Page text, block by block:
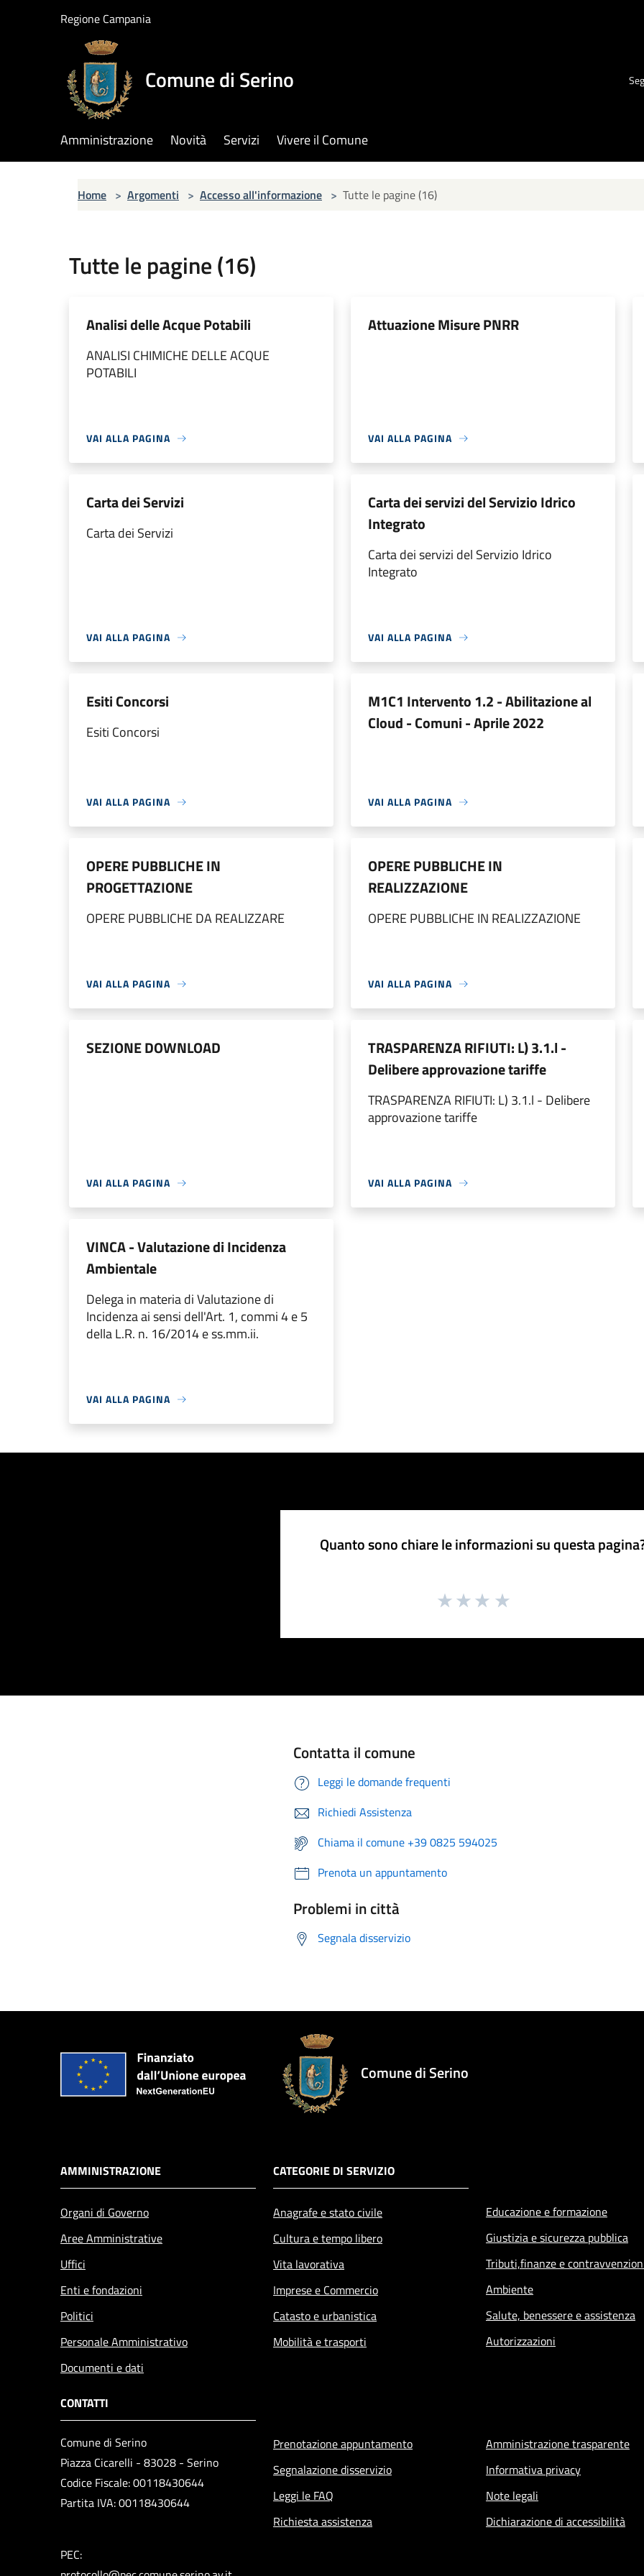
Regione Campania
Comune di Serino
Amministrazione Novità Servizi Vivere il Comune
Home > Argomenti > Accesso all'informazione > Tutte le pagine (16)
Tutte le pagine (16)
Analisi delle Acque Potabili
ANALISI CHIMICHE DELLE ACQUE
POTABILI
VAI ALLA PAGINA
Attuazione Misure PNRR
VAI ALLA PAGINA
Carta dei Servizi
Carta dei Servizi
VAI ALLA PAGINA
Carta dei servizi del Servizio Idrico
Integrato
Carta dei servizi del Servizio Idrico
Integrato
VAI ALLA PAGINA
Esiti Concorsi
Esiti Concorsi
VAI ALLA PAGINA
M1C1 Intervento 1.2 - Abilitazione al
Cloud - Comuni - Aprile 2022
VAI ALLA PAGINA
OPERE PUBBLICHE IN
PROGETTAZIONE
OPERE PUBBLICHE DA REALIZZARE
VAI ALLA PAGINA
OPERE PUBBLICHE IN
REALIZZAZIONE
OPERE PUBBLICHE IN REALIZZAZIONE
VAI ALLA PAGINA
SEZIONE DOWNLOAD
VAI ALLA PAGINA
TRASPARENZA RIFIUTI: L) 3.1.l -
Delibere approvazione tariffe
TRASPARENZA RIFIUTI: L) 3.1.l - Delibere
approvazione tariffe
VAI ALLA PAGINA
VINCA - Valutazione di Incidenza
Ambientale
Delega in materia di Valutazione di
Incidenza ai sensi dell'Art. 1, commi 4 e 5
della L.R. n. 16/2014 e ss.mm.ii.
VAI ALLA PAGINA
Quanto sono chiare le informazioni su questa
Contatta il comune
Leggi le domande frequenti
Richiedi Assistenza
Chiama il comune +39 0825 594025
Prenota un appuntamento
Problemi in città
Segnala disservizio
Comune di Serino
AMMINISTRAZIONE
Organi di Governo
Aree Amministrative
Uffici
Enti e fondazioni
Politici
Personale Amministrativo
Documenti e dati
CATEGORIE DI SERVIZIO
Anagrafe e stato civile
Cultura e tempo libero
Vita lavorativa
Imprese e Commercio
Catasto e urbanistica
Mobilità e trasporti
Educazione e formazione
Giustizia e sicurezza pubblica
Tributi,finanze e
Ambiente
Salute, benessere e assistenza
Autorizzazioni
CONTATTI
Comune di Serino
Piazza Cicarelli - 83028 - Serino
Codice Fiscale: 00118430644
Partita IVA: 00118430644
PEC:
Prenotazione appuntamento
Segnalazione disservizio
Leggi le FAQ
Richiesta assistenza
Amministrazione trasparente
Informativa privacy
Note legali
Dichiarazione di accessibilità